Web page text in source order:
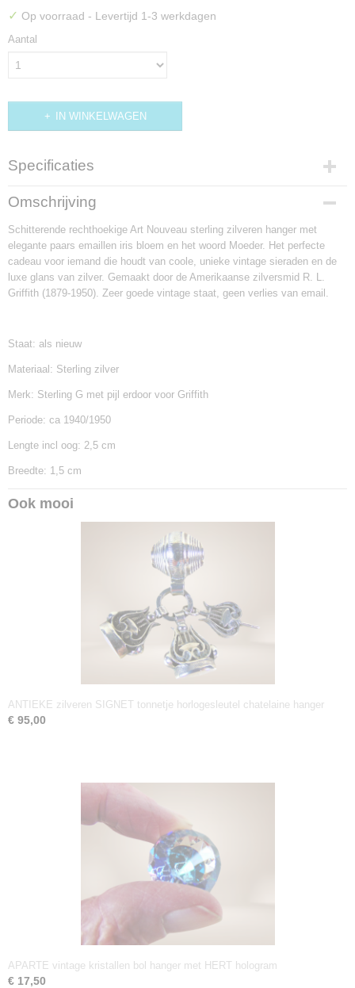
✓ Op voorraad - Levertijd 1-3 werkdagen
Aantal
IN WINKELWAGEN
Specificaties
Productcode
H379
Omschrijving
Schitterende rechthoekige Art Nouveau sterling zilveren hanger met
elegante paars emaillen iris bloem en het woord Moeder. Het perfecte
cadeau voor iemand die houdt van coole, unieke vintage sieraden en de
luxe glans van zilver. Gemaakt door de Amerikaanse zilversmid R. L.
Griffith (1879-1950). Zeer goede vintage staat, geen verlies van email.
Staat: als nieuw
Materiaal: Sterling zilver
Merk: Sterling G met pijl erdoor voor Griffith
Periode: ca 1940/1950
Lengte incl oog: 2,5 cm
Breedte: 1,5 cm
Ook mooi
ANTIEKE zilveren SIGNET tonnetje horlogesleutel chatelaine hanger
€ 95,00
APARTE vintage kristallen bol hanger met HERT hologram
€ 17,50